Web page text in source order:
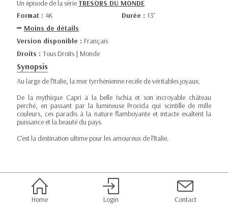
Un épisode de la sérieTRESORS DU MONDE
Format : 4K Durée : 13’
Moins de détails
Version disponible : Français
Droits : Tous Droits | Monde
Synopsis
Au large de l’Italie, la mer tyrrhénienne recèle de véritables joyaux.
De la mythique Capri à la belle Ischia et son incroyable château
perché, en passant par la lumineuse Procida qui scintille de mille
couleurs, ces paradis à la nature flamboyante et intacte exaltent la
puissance et la beauté du pays.
C’est la destination ultime pour les amoureux de l’Italie.
Home Login Contact